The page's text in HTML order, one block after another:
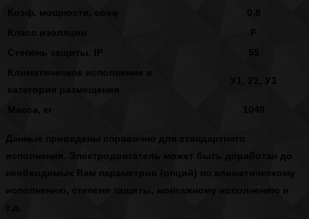
Коэф. мощности, cosφ
Класс изоляции
F
Степень защиты, IP
Климатическое исполнение и
категория размещения
У1, У2, У3
Масса, кг 1040
исполнения. Электродвигатель может быть доработан до
необходимых Вам параметров (опций) по климатическому
исполнению, степени защиты, монтажному исполнению и